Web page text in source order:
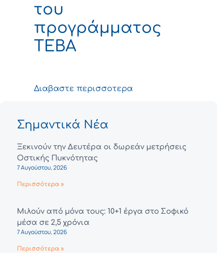
του
προγράμματος
ΤΕΒΑ
Διαβαστε περισσοτερα
Σημαντικά Νέα
Ξεκινούν την Δευτέρα οι δωρεάν μετρήσεις
Οστικής Πυκνότητας
7 Αυγούστου, 2026
Περισσότερα »
Μιλούν από μόνα τους: 10+1 έργα στο Σοφικό
μέσα σε 2,5 χρόνια
7 Αυγούστου, 2026
Περισσότερα »